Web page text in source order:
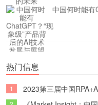
中国何时能有
热门信息
1
2023第三届中国